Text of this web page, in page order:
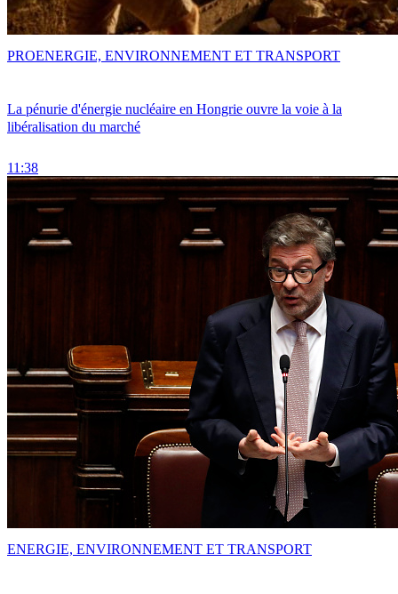
La pénurie d'énergie nucléaire en Hongrie ouvre la voie à la
libéralisation du marché
11:38
PROENERGIE, ENVIRONNEMENT ET TRANSPORT
ENERGIE, ENVIRONNEMENT ET TRANSPORT